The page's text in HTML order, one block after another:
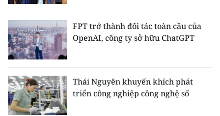
FPT trở thành đối tác toàn cầu của
OpenAI, công ty sở hữu ChatGPT
Thái Nguyên khuyến khích phát
triển công nghiệp công nghệ số